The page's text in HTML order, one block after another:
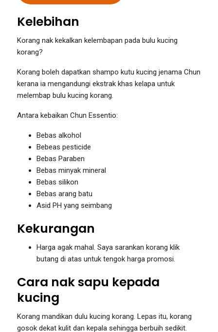
Kelebihan
Korang nak kekalkan kelembapan pada bulu kucing
korang?
Korang boleh dapatkan shampo kutu kucing jenama Chun
kerana ia mengandungi ekstrak khas kelapa untuk
melembap bulu kucing korang.
Antara kebaikan Chun Essentio:
Bebas alkohol
Bebeas pesticide
Bebas Paraben
Bebas minyak mineral
Bebas silikon
Bebas arang batu
Asid PH yang seimbang
Kekurangan
Harga agak mahal. Saya sarankan korang klik
butang di atas untuk tengok harga promosi.
Cara nak sapu kepada
kucing
Korang mandikan dulu kucing korang. Lepas itu, korang
gosok dekat kulit dan kepala sehingga berbuih sedikit.